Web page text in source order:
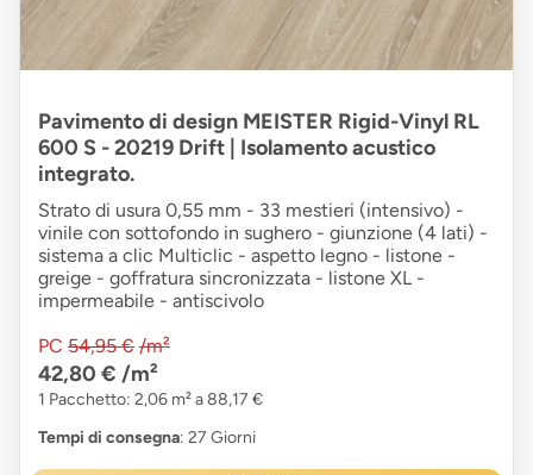
Pavimento di design MEISTER Rigid-Vinyl RL
600 S - 20219 Drift | Isolamento acustico
integrato.
Strato di usura 0,55 mm - 33 mestieri (intensivo) -
vinile con sottofondo in sughero - giunzione (4 lati) -
sistema a clic Multiclic - aspetto legno - listone -
greige - goffratura sincronizzata - listone XL -
impermeabile - antiscivolo
PC 54,95 € /m²
42,80 € /m²
1 Pacchetto: 2,06 m² a 88,17 €
Tempi di consegna: 27 Giorni